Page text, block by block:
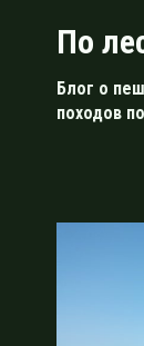
По
Блог о
походов